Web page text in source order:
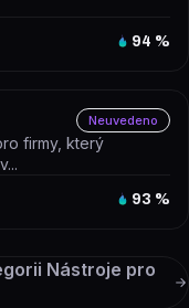
94 %
Neuvedeno
firmy, který
93 %
Nástroje pro